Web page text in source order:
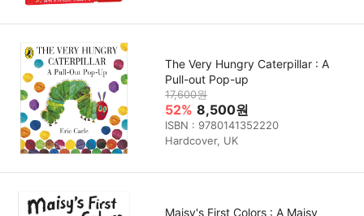
The Very Hungry Caterpillar : A
Pull-out Pop-up
17,600원
52% 8,500원
ISBN : 9780141352220
Hardcover, UK
Maisy's First Colors : A Maisy